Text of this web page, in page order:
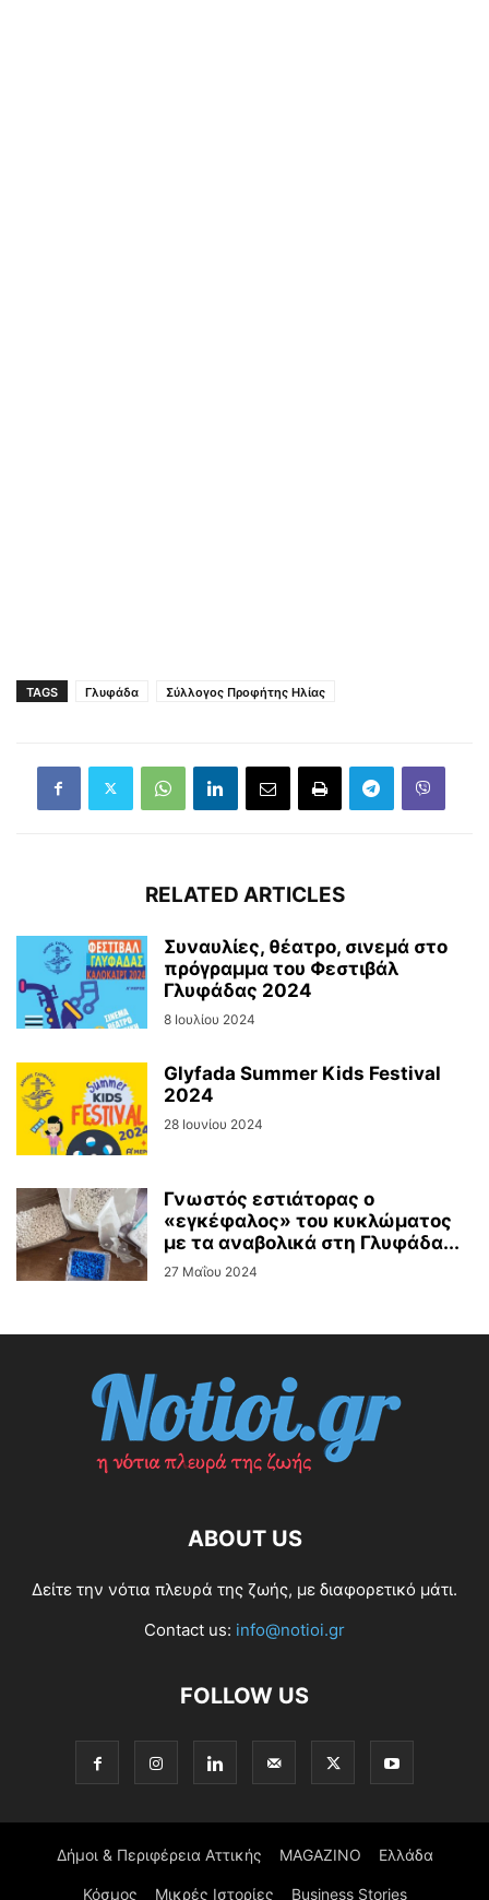
TAGS Γλυφάδα Σύλλογος Προφήτης Ηλίας
RELATED ARTICLES
Συναυλίες, θέατρο, σινεμά στο
πρόγραμμα του Φεστιβάλ
Γλυφάδας 2024
8 Ιουλίου 2024
Glyfada Summer Kids Festival
2024
28 Ιουνίου 2024
Γνωστός εστιάτορας ο
«εγκέφαλος» του κυκλώματος
με τα αναβολικά στη Γλυφάδα...
27 Μαΐου 2024
ABOUT US
Δείτε την νότια πλευρά της ζωής, με διαφορετικό μάτι.
Contact us: info@notioi.gr
FOLLOW US
Δήμοι & Περιφέρεια Αττικής MAGAZINO Ελλάδα
Κόσμος Μικρές Ιστορίες Business Stories